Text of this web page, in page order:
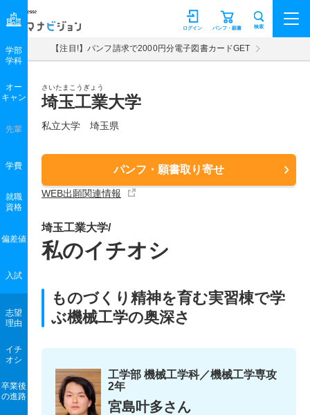
マナビジョン パンフ・願書
ログイン 検索
【注目!】パンフ請求で2000円分電子図書カードGET
さいたまこうぎょう
埼玉工業大学
私立大学 埼玉県
パンフ・願書取り寄せ
WEB出願関連情報
学部
学科
オー
キャン
先輩
学費
就職
資格
偏差値
入試
志望
理由
イチ
オシ
卒業後
の進路
埼玉工業大学/
私のイチオシ
ものづくり精神を育む実習棟で学
ぶ機械工学の奥深さ
工学部 機械工学科／機械工学専攻
2年
宮島叶多さん